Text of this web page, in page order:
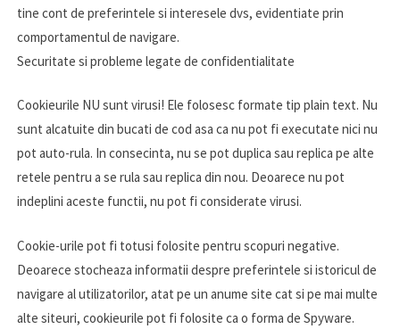
tine cont de preferintele si interesele dvs, evidentiate prin
comportamentul de navigare.
Securitate si probleme legate de confidentialitate
Cookieurile NU sunt virusi! Ele folosesc formate tip plain text. Nu
sunt alcatuite din bucati de cod asa ca nu pot fi executate nici nu
pot auto-rula. In consecinta, nu se pot duplica sau replica pe alte
retele pentru a se rula sau replica din nou. Deoarece nu pot
indeplini aceste functii, nu pot fi considerate virusi.
Cookie-urile pot fi totusi folosite pentru scopuri negative.
Deoarece stocheaza informatii despre preferintele si istoricul de
navigare al utilizatorilor, atat pe un anume site cat si pe mai multe
alte siteuri, cookieurile pot fi folosite ca o forma de Spyware.